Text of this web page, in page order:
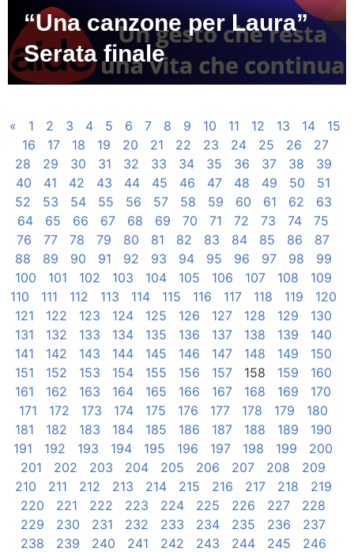
“Una canzone per Laura”
Serata finale
« 1 2 3 4 5 6 7 8 9 10 11 12 13 14
15
16
17 18 19 20 21 22 23 24 25 26
27
28
29 30 31 32 33 34 35 36 37 38
39
40
41 42 43 44 45 46 47 48 49 50
51
52
53 54 55 56 57 58 59 60 61 62
63
64
65 66 67 68 69 70 71 72 73 74
75
76
77 78 79 80 81 82 83 84 85 86
87
88
89 90 91 92 93 94 95 96 97 98
99
100
101 102 103 104 105 106 107 108
109
110
111 112 113 114 115 116 117 118 119
120
121
122 123 124 125 126 127 128 129
130
131
132 133 134 135 136 137 138 139
140
141
142 143 144 145 146 147 148 149
150
151
152 153 154 155 156 157 158 159
160
161
162 163 164 165 166 167 168 169
170
171
172 173 174 175 176 177 178 179
180
181
182 183 184 185 186 187 188 189
190
191
192 193 194 195 196 197 198 199
200
201
202 203 204 205 206 207 208
209
210
211 212 213 214 215 216 217 218
219
220
221 222 223 224 225 226 227
228
229
230 231 232 233 234 235 236
237
238
239 240 241 242 243 244 245
246